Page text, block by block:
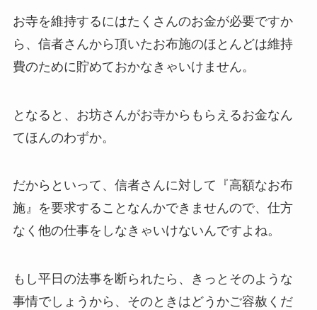
お寺を維持するにはたくさんのお金が必要ですか
ら、信者さんから頂いたお布施のほとんどは維持
費のために貯めておかなきゃいけません。
となると、お坊さんがお寺からもらえるお金なん
てほんのわずか。
だからといって、信者さんに対して『高額なお布
施』を要求することなんかできませんので、仕方
なく他の仕事をしなきゃいけないんですよね。
もし平日の法事を断られたら、きっとそのような
事情でしょうから、そのときはどうかご容赦くだ